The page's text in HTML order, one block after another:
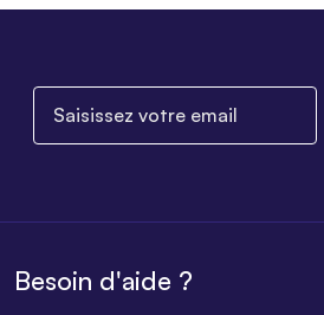
Saisissez votre email
Besoin d'aide ?